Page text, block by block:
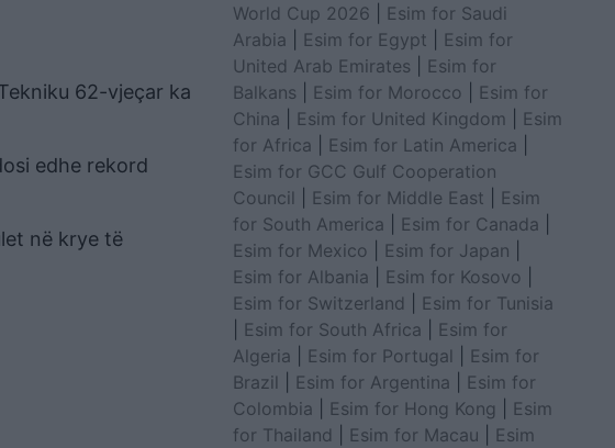
62-vjeçar ka
edhe rekord
në krye të
World Cup 2026
Esim for Saudi
Arabia
Esim for Egypt
Esim for
United Arab Emirates
Esim for
Balkans
Esim for Morocco
Esim for
China
Esim for United Kingdom
Esim
for Africa
Esim for Latin America
Esim for GCC Gulf Cooperation
Council
Esim for Middle East
Esim
for South America
Esim for Canada
Esim for Mexico
Esim for Japan
Esim for Albania
Esim for Kosovo
Esim for Switzerland
Esim for Tunisia
Esim for South Africa
Esim for
Algeria
Esim for Portugal
Esim for
Brazil
Esim for Argentina
Esim for
Colombia
Esim for Hong Kong
Esim
for Thailand
Esim for Macau
Esim